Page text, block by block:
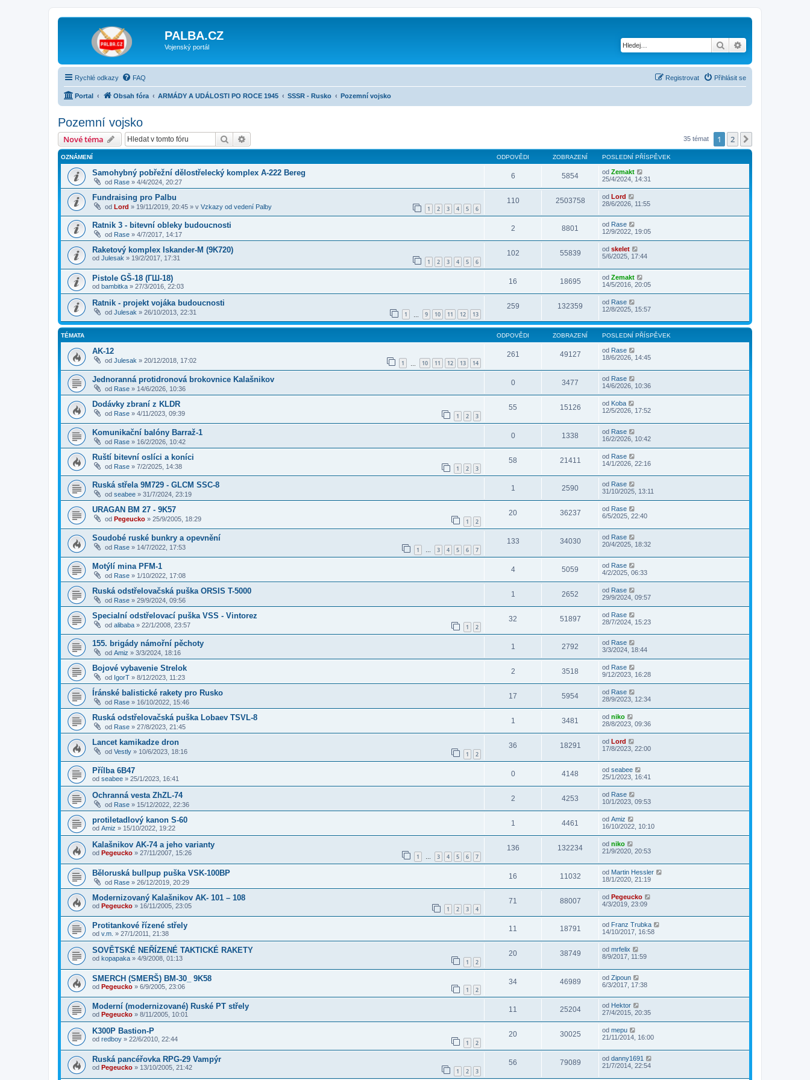
PALBA.CZ
Vojenský portál Hledat
Rychlé odkazy FAQ Přihlásit se
Registrovat
Portal Obsah fóra ARMÁDY A UDÁLOSTI PO ROCE 1945 SSSR - Rusko Pozemní vojsko
Pozemní vojsko
Nové téma Hledat 35 témat 1 2
OZNÁMENÍ ODPOVĚDI ZOBRAZENÍ POSLEDNÍ PŘÍSPĚVEK
Samohybný pobřežní dělostřelecký komplex A-222 Bereg
od Rase » 4/4/2024, 20:27
6 5854 od Zemakt
25/4/2024, 14:31
Fundraising pro Palbu
od Lord » 19/11/2019, 20:45 » v Vzkazy od vedení Palby 1 2 3 4 5 6
110 2503758 od Lord
28/6/2026, 11:55
Ratnik 3 - bitevní obleky budoucnosti
od Rase » 4/7/2017, 14:17
2 8801 od Rase
12/9/2022, 19:05
Raketový komplex Iskander-M (9K720)
od Julesak » 19/2/2017, 17:31 1 2 3 4 5 6
102 55839 od skelet
5/6/2025, 17:44
Pistole GŠ-18 (ГШ-18)
od bambitka » 27/3/2016, 22:03
16 18695 od Zemakt
14/5/2016, 20:05
Ratnik - projekt vojáka budoucnosti
od Julesak » 26/10/2013, 22:31 1 9 10 11 12 13
259 132359 od Rase
12/8/2025, 15:57
TÉMATA ODPOVĚDI ZOBRAZENÍ POSLEDNÍ PŘÍSPĚVEK
AK-12
od Julesak » 20/12/2018, 17:02 1 10 11 12 13 14
261 49127 od Rase
18/6/2026, 14:45
Jednoranná protidronová brokovnice Kalašnikov
od Rase » 14/6/2026, 10:36
0 3477 od Rase
14/6/2026, 10:36
Dodávky zbraní z KLDR
od Rase » 4/11/2023, 09:39 1 2 3
55 15126 od Koba
12/5/2026, 17:52
Komunikační balóny Barraž-1
od Rase » 16/2/2026, 10:42
0 1338 od Rase
16/2/2026, 10:42
Ruští bitevní oslíci a koníci
od Rase » 7/2/2025, 14:38 1 2 3
58 21411 od Rase
14/1/2026, 22:16
Ruská střela 9M729 - GLCM SSC-8
od seabee » 31/7/2024, 23:19
1 2590 od Rase
31/10/2025, 13:11
URAGAN BM 27 - 9K57
od Pegeucko » 25/9/2005, 18:29 1 2
20 36237 od Rase
6/5/2025, 22:40
Soudobé ruské bunkry a opevnění
od Rase » 14/7/2022, 17:53 1 … 3 4 5 6 7
133 34030 od Rase
20/4/2025, 18:32
Motýlí mina PFM-1
od Rase » 1/10/2022, 17:08
4 5059 od Rase
4/2/2025, 06:33
Ruská odstřelovačská puška ORSIS T-5000
od Rase » 29/9/2024, 09:56
1 2652 od Rase
29/9/2024, 09:57
Specialní odstřelovací puška VSS - Vintorez
od alibaba » 22/1/2008, 23:57 1 2
32 51897 od Rase
28/7/2024, 15:23
155. brigády námořní pěchoty
od Amiz » 3/3/2024, 18:16
1 2792 od Rase
3/3/2024, 18:44
Bojové vybavenie Strelok
od IgorT » 8/12/2023, 11:23
2 3518 od Rase
9/12/2023, 16:28
Íránské balistické rakety pro Rusko
od Rase » 16/10/2022, 15:46
17 5954 od Rase
28/9/2023, 12:34
Ruská odstřelovačská puška Lobaev TSVL-8
od Rase » 27/8/2023, 21:45
1 3481 od niko
28/8/2023, 09:36
Lancet kamikadze dron
od Vestly » 10/6/2023, 18:16 1 2
36 18291 od Lord
17/8/2023, 22:00
Přílba 6B47
od seabee » 25/1/2023, 16:41
0 4148 od seabee
25/1/2023, 16:41
Ochranná vesta ZhZL-74
od Rase » 15/12/2022, 22:36
2 4253 od Rase
10/1/2023, 09:53
protiletadlový kanon S-60
od Amiz » 15/10/2022, 19:22
1 4461 od Amiz
16/10/2022, 10:10
Kalašnikov AK-74 a jeho varianty
od Pegeucko » 27/11/2007, 15:26 1 … 3 4 5 6 7
136 132234 od niko
21/9/2020, 20:53
Běloruská bullpup puška VSK-100BP
od Rase » 26/12/2019, 20:29
16 11032 od Martin Hessler
18/1/2020, 21:19
Modernizovaný Kalašnikov AK- 101 – 108
od Pegeucko » 16/11/2005, 23:05 1 2 3 4
71 88007 od Pegeucko
4/3/2019, 23:09
Protitankové řízené střely
od v.m. » 27/1/2011, 21:38
11 18791 od Franz Trubka
14/10/2017, 16:58
SOVĚTSKÉ NEŘÍZENÉ TAKTICKÉ RAKETY
od kopapaka » 4/9/2008, 01:13 1 2
20 38749 od mrfelix
8/9/2017, 11:59
SMERCH (SMERŠ) BM-30_ 9K58
od Pegeucko » 6/9/2005, 23:06 1 2
34 46989 od Zipoun
6/3/2017, 17:38
Moderní (modernizované) Ruské PT střely
od Pegeucko » 8/11/2005, 10:01
11 25204 od Hektor
27/4/2015, 20:35
K300P Bastion-P
od redboy » 22/6/2010, 22:44 1 2
20 30025 od mepu
21/11/2014, 16:00
Ruská pancéřovka RPG-29 Vampýr
od Pegeucko » 13/10/2005, 21:42 1 2 3
56 79089 od danny1691
21/7/2014, 22:54